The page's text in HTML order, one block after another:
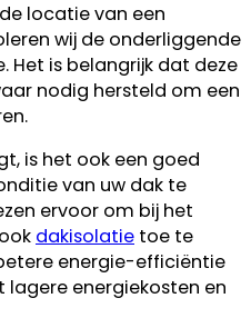
locatie van een
wij de onderliggende
Het is belangrijk dat deze
nodig hersteld om een
is het ook een goed
van uw dak te
ervoor om bij het
dakisolatie toe te
energie-efficiëntie
energiekosten en